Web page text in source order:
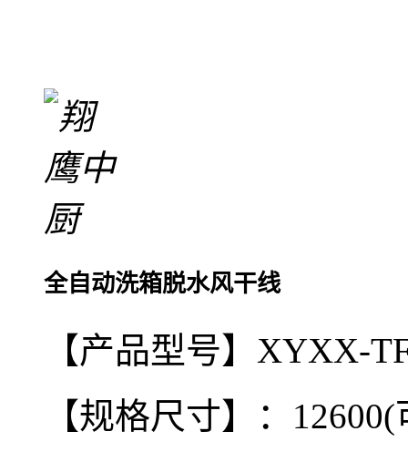
全自动洗箱脱水风干线
【产品型号】XYXX-
【规格尺寸】：